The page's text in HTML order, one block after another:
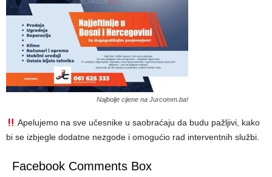
Najbolje cijene na Jurcomm.ba!
Apelujemo na sve učesnike u saobraćaju da budu pažljivi, kako
bi se izbjegle dodatne nezgode i omogućio rad interventnih službi.
Facebook Comments Box